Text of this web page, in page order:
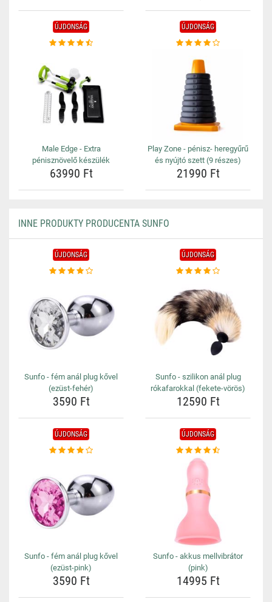
ÚJDONSÁG
Male Edge - Extra
pénisznövelő készülék
63990 Ft
ÚJDONSÁG
Play Zone - pénisz- heregyűrű
és nyújtó szett (9 részes)
21990 Ft
INNE PRODUKTY PRODUCENTA SUNFO
ÚJDONSÁG
Sunfo - fém anál plug kővel
(ezüst-fehér)
3590 Ft
ÚJDONSÁG
Sunfo - szilikon anál plug
rókafarokkal (fekete-vörös)
12590 Ft
ÚJDONSÁG
Sunfo - fém anál plug kővel
(ezüst-pink)
3590 Ft
ÚJDONSÁG
Sunfo - akkus mellvibrátor
(pink)
14995 Ft